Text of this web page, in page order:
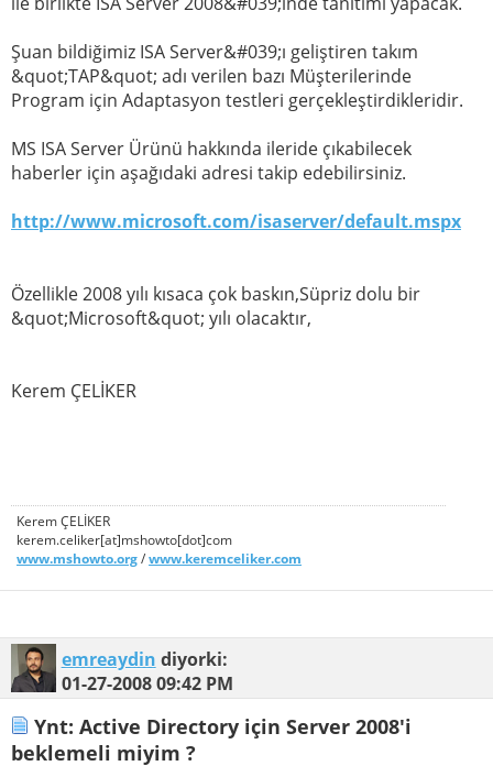
Şuan bildiğimiz ISA Server&#039;ı geliştiren takım
&quot;TAP&quot; adı verilen bazı Müşterilerinde
Program için Adaptasyon testleri gerçekleştirdikleridir.
MS ISA Server Ürünü hakkında ileride çıkabilecek
haberler için aşağıdaki adresi takip edebilirsiniz.
http://www.microsoft.com/isaserver/default.mspx
Özellikle 2008 yılı kısaca çok baskın,Süpriz dolu bir
&quot;Microsoft&quot; yılı olacaktır,
Kerem ÇELİKER
Kerem ÇELİKER
kerem.celiker[at]mshowto[dot]com
www.mshowto.org/www.keremceliker.com
emreaydin diyorki:
01-27-200809:42 PM
Ynt: Active Directory için Server 2008'i
beklemeli miyim ?